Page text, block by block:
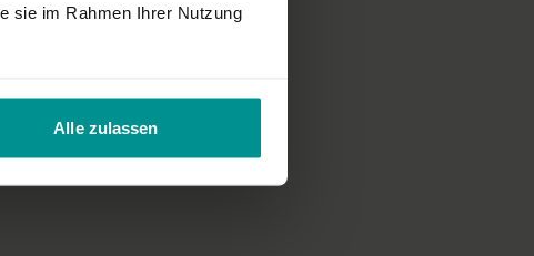
sie im Rahmen Ihrer Nutzung
Alle zulassen